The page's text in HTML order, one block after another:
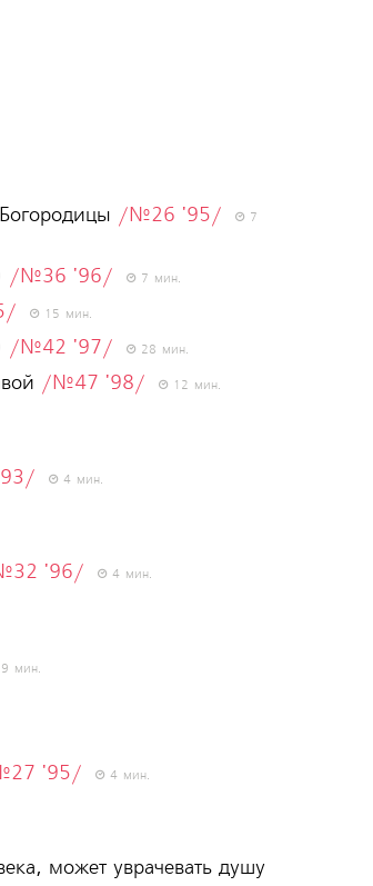
/№26 '95/
7
/№36 '96/ 7 мин.
15 мин.
/№42 '97/ 28 мин.
/№47 '98/ 12 мин.
4 мин.
'96/ 4 мин.
мин.
'95/ 4 мин.
может уврачевать душу